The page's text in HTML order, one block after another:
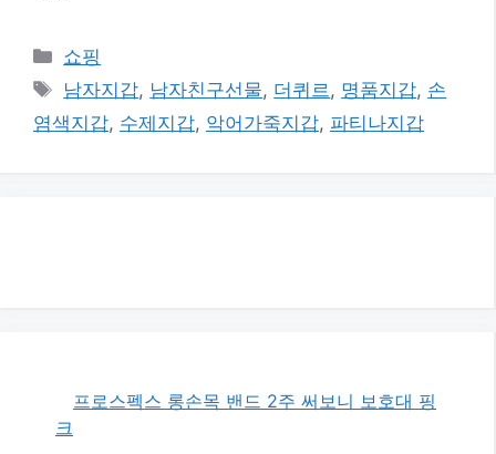
카
테
고
리
쇼핑
태
그
남자지갑, 남자친구선물, 더퀴르 , 명품지갑, 손
염색지갑, 수제지갑, 악어가죽지갑, 파티나지갑
프로스펙스 롱손목 밴드 2주 써보니 보호대 핑
크